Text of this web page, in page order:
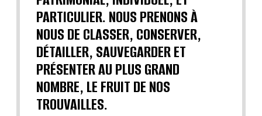
PARTICULIER. NOUS PRENONS À
NOUS DE CLASSER, CONSERVER,
DÉTAILLER, SAUVEGARDER ET
PRÉSENTER AU PLUS GRAND
NOMBRE, LE FRUIT DE NOS
TROUVAILLES.